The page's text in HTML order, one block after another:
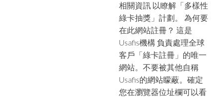
相關資訊 以瞭解「多樣性
綠卡抽獎」計劃。 為何要
在此網站註冊？ 這是
Usafis機構 負責處理全球
客戶「綠卡註冊」的唯一
網站。不要被其他自稱
Usafis的網站矇蔽。確定
您在瀏覽器位址欄可以看